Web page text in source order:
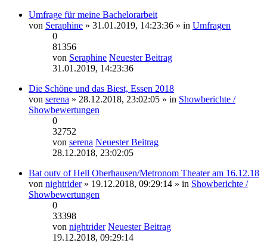
Umfrage für meine Bachelorarbeit
von Seraphine » 31.01.2019, 14:23:36 » in Umfragen
0
81356
von Seraphine Neuester Beitrag
31.01.2019, 14:23:36
Die Schöne und das Biest, Essen 2018
von serena » 28.12.2018, 23:02:05 » in Showberichte /
Showbewertungen
0
32752
von serena Neuester Beitrag
28.12.2018, 23:02:05
Bat outv of Hell Oberhausen/Metronom Theater am 16.12.18
von nightrider» 19.12.2018, 09:29:14 » in Showberichte /
Showbewertungen
0
33398
von nightrider Neuester Beitrag
19.12.2018, 09:29:14